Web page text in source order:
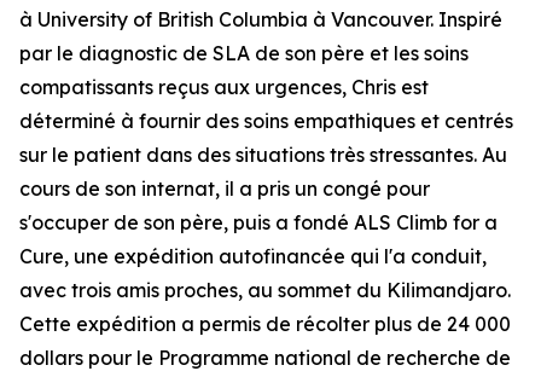
à University of British Columbia à Vancouver. Inspiré
par le diagnostic de SLA de son père et les soins
compatissants reçus aux urgences, Chris est
déterminé à fournir des soins empathiques et centrés
sur le patient dans des situations très stressantes. Au
cours de son internat, il a pris un congé pour
s'occuper de son père, puis a fondé ALS Climb for a
Cure, une expédition autofinancée qui l'a conduit,
avec trois amis proches, au sommet du Kilimandjaro.
Cette expédition a permis de récolter plus de 24 000
dollars pour le Programme national de recherche de